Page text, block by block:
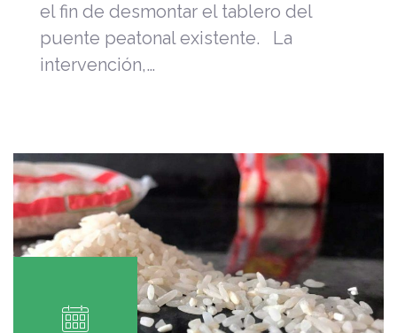
el fin de desmontar el tablero del
puente peatonal existente. La
intervención,…